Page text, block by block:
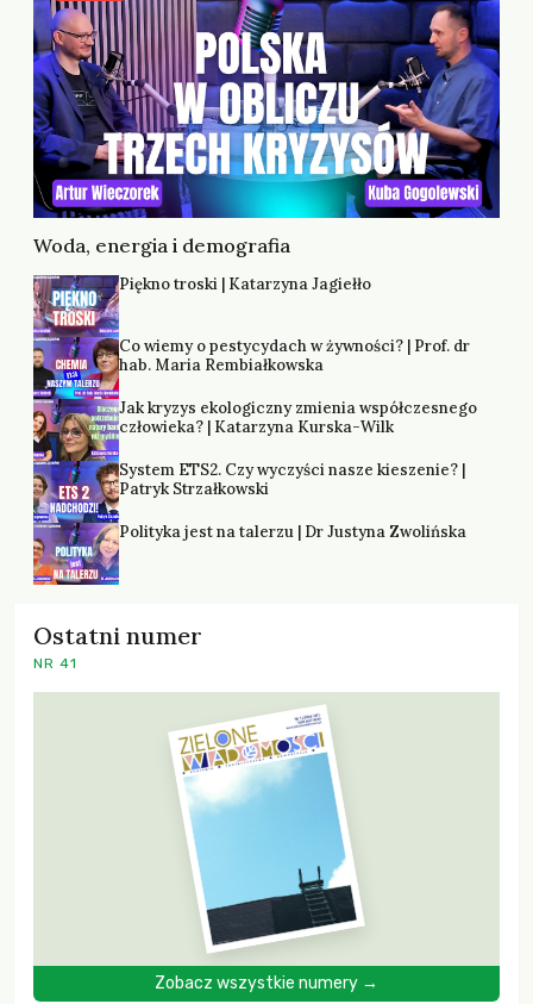
Woda, energia i demografia
Piękno troski | Katarzyna Jagiełło
Co wiemy o pestycydach w żywności? | Prof. dr
hab. Maria Rembiałkowska
Jak kryzys ekologiczny zmienia współczesnego
człowieka? | Katarzyna Kurska-Wilk
System ETS2. Czy wyczyści nasze kieszenie? |
Patryk Strzałkowski
Polityka jest na talerzu | Dr Justyna Zwolińska
Ostatni numer
NR 41
Zobacz wszystkie numery →